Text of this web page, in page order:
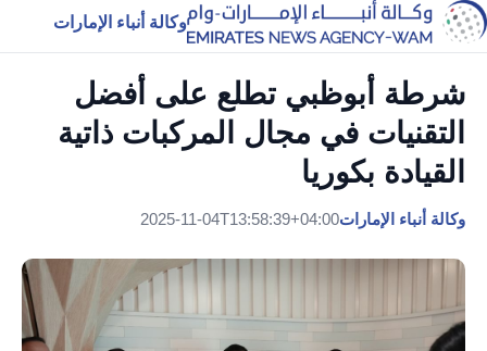
وكالة أنباء الإمارات
شرطة أبوظبي تطلع على أفضل
التقنيات في مجال المركبات ذاتية
القيادة بكوريا
وكالة أنباء الإمارات2025-11-04T13:58:39+04:00